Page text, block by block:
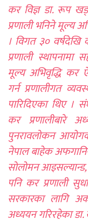
कर विज्ञ डा. रूप
प्रणाली भनिने मूल्य
। विगत ३० वर्षदेखि
प्रणाली
मूल्य अभिवृद्धि कर
गर्न प्रणालीगत
पारिदिएका थिए ।
कर प्रणालीबारे
पुनरावलोकन
नेपाल बाहेक
सोलोमन
पनि कर प्रणाली
सरकारका लागि
अध्ययन गरिरहेका